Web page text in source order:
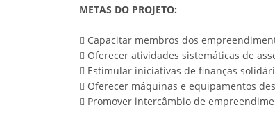
METAS DO PROJETO:
 Capacitar membros dos
 Oferecer atividades sistemáticas de
 Estimular iniciativas de finanças
 Oferecer máquinas e equipamentos
 Promover intercâmbio de